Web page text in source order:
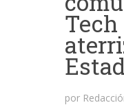
Tech
por